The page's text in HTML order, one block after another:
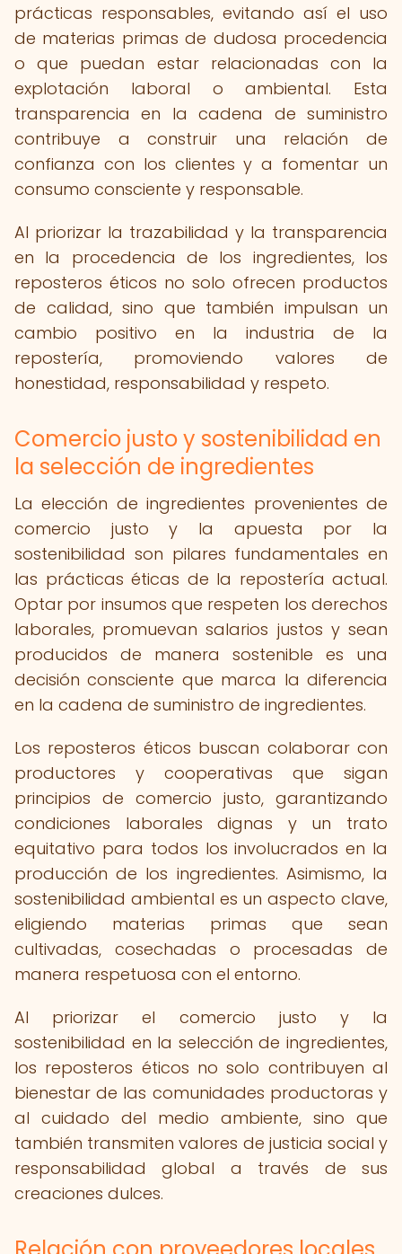
prácticas responsables, evitando así el uso
de materias primas de dudosa procedencia
o que puedan estar relacionadas con la
explotación laboral o ambiental. Esta
transparencia en la cadena de suministro
contribuye a construir una relación de
confianza con los clientes y a fomentar un
consumo consciente y responsable.
Al priorizar la trazabilidad y la transparencia
en la procedencia de los ingredientes, los
reposteros éticos no solo ofrecen productos
de calidad, sino que también impulsan un
cambio positivo en la industria de la
repostería, promoviendo valores de
honestidad, responsabilidad y respeto.
Comercio justo y sostenibilidad en
la selección de ingredientes
La elección de ingredientes provenientes de
comercio justo y la apuesta por la
sostenibilidad son pilares fundamentales en
las prácticas éticas de la repostería actual.
Optar por insumos que respeten los derechos
laborales, promuevan salarios justos y sean
producidos de manera sostenible es una
decisión consciente que marca la diferencia
en la cadena de suministro de ingredientes.
Los reposteros éticos buscan colaborar con
productores y cooperativas que sigan
principios de comercio justo, garantizando
condiciones laborales dignas y un trato
equitativo para todos los involucrados en la
producción de los ingredientes. Asimismo, la
sostenibilidad ambiental es un aspecto clave,
eligiendo materias primas que sean
cultivadas, cosechadas o procesadas de
manera respetuosa con el entorno.
Al priorizar el comercio justo y la
sostenibilidad en la selección de ingredientes,
los reposteros éticos no solo contribuyen al
bienestar de las comunidades productoras y
al cuidado del medio ambiente, sino que
también transmiten valores de justicia social y
responsabilidad global a través de sus
creaciones dulces.